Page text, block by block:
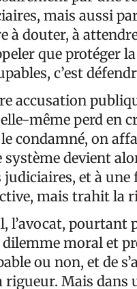
mais aussi
à douter, à
que protéger
c’est
accusation
même perd en
condamné, on
système devient
et à une
mais trahit la
l’avocat, pourtant
moral et
ou non, et de
rigueur. Mais dans